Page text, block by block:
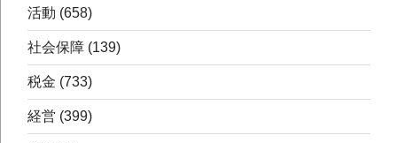
活動 (658)
社会保障 (139)
税金 (733)
経営 (399)